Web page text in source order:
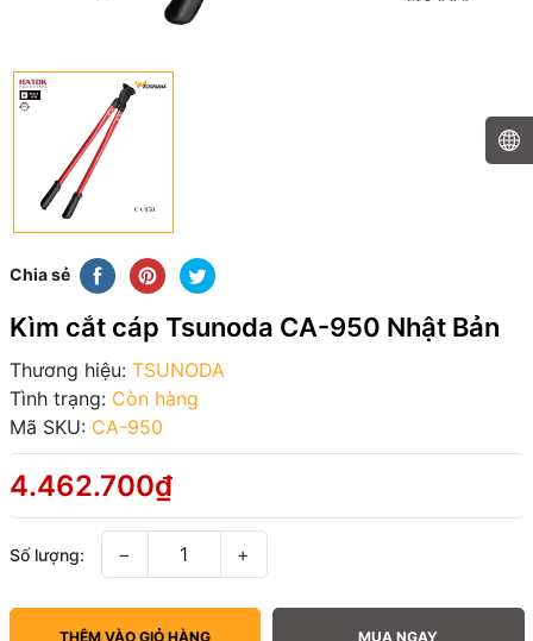
Chia sẻ
Kìm cắt cáp Tsunoda CA-950 Nhật Bản
Thương hiệu: TSUNODA
Tình trạng: Còn hàng
Mã SKU: CA-950
4.462.700₫
Số lượng: − +
THÊM VÀO GIỎ HÀNG MUA NGAY